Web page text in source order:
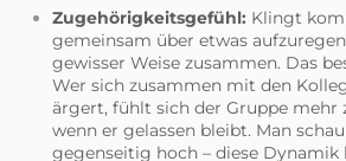
Zugehörigkeitsgefühl: Klingt
gemeinsam über etwas
gewisser Weise zusammen. Das
Wer sich zusammen mit den
ärgert, fühlt sich der Gruppe mehr
wenn er gelassen bleibt. Man
gegenseitig hoch – diese Dynamik